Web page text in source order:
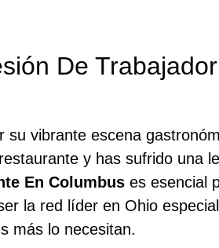
De
su vibrante escena
y has sufrido una
En Columbus es esencial
la red líder en Ohio
más lo necesitan.